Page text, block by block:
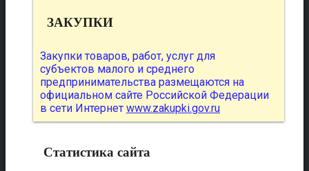
ЗАКУПКИ
Закупки товаров, работ, услуг для
субъектов малого и среднего
предпринимательства размещаются на
официальном сайте Российской Федерации
в сети Интернет www.zakupki.gov.ru
Статистика сайта